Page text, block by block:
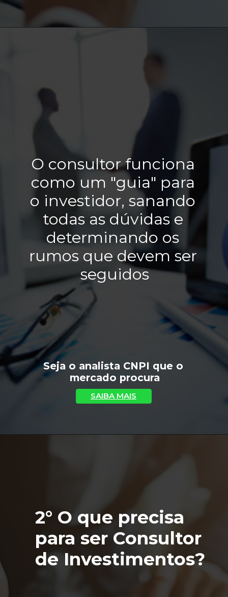
O consultor funciona
como um "guia" para
o investidor, sanando
todas as dúvidas e
determinando os
rumos que devem ser
seguidos
Seja o analista CNPI que o
mercado procura
SAIBA MAIS
2° O que precisa
para ser Consultor
de Investimentos?